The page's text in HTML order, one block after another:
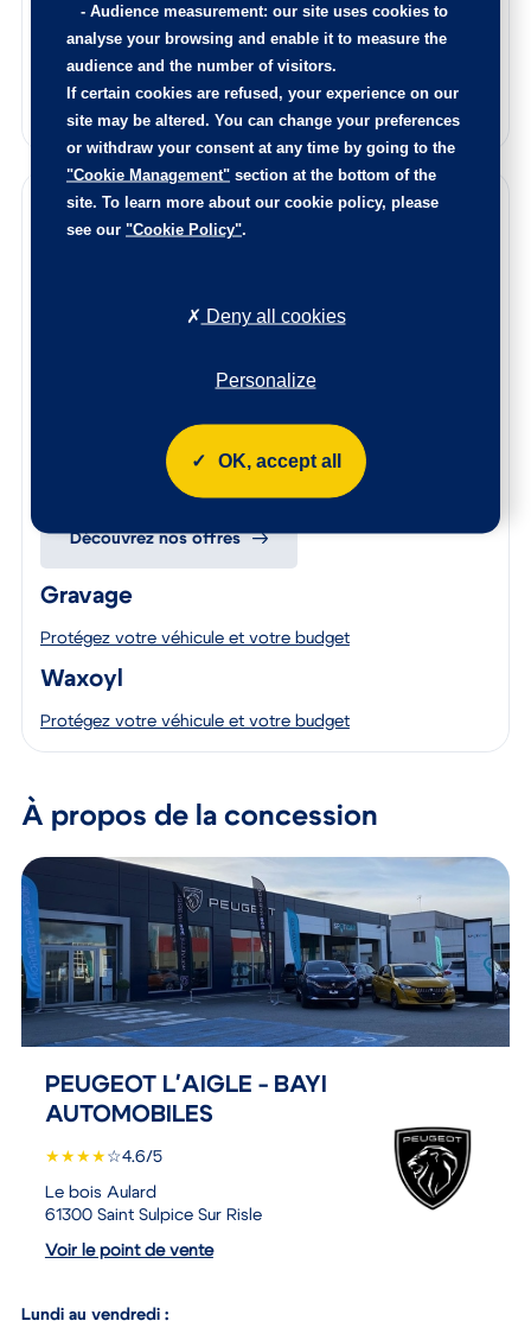
Reprise de votre voiture
Estimez votre voiture en quelques clics
Garanties
conformité, assurant ainsi une sécurité optimale et des
Avec une assistance 24/7 incluant parfois un véhicule de
remplacement, une option « Satisfait ou Remboursé », des
simple, vous réalisez un achat en toute sérénité.
Extension de garantie
Découvrez nos offres
Gravage
Protégez votre véhicule et votre budget
Waxoyl
Protégez votre véhicule et votre budget
À propos de la concession
PEUGEOT L'AIGLE - BAYI
AUTOMOBILES
★★★★☆4.6/5
Le bois Aulard
61300 Saint Sulpice Sur Risle
Voir le point de vente
Lundi au vendredi :
- Audience measurement: our site uses cookies to
analyse your browsing and enable it to measure the
audience and the number of visitors.
If certain cookies are refused, your experience on our
site may be altered. You can change your preferences
or withdraw your consent at any time by going to the
"Cookie Management" section at the bottom of the
site. To learn more about our cookie policy, please
see our "Cookie Policy".
OK, accept all
Personalize
Deny all cookies